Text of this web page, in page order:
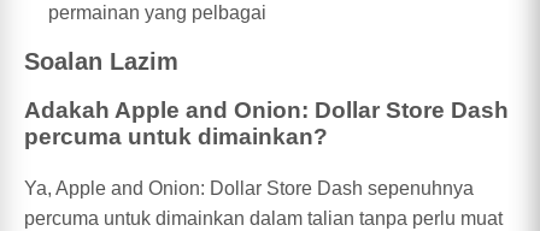
permainan yang pelbagai
Soalan Lazim
Adakah Apple and Onion: Dollar Store Dash
percuma untuk dimainkan?
Ya, Apple and Onion: Dollar Store Dash sepenuhnya
percuma untuk dimainkan dalam talian tanpa perlu muat